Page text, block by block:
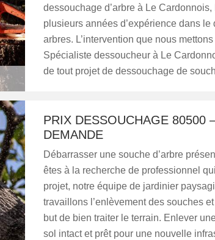
dessouchage d’arbre à Le
plusieurs années d’expérience dans
arbres. L’intervention que nous
Spécialiste dessoucheur à Le
de tout projet de dessouchage de
PRIX DESSOUCHAGE 80500
DEMANDE
Débarrasser une souche d’arbre
êtes à la recherche de professionnel
projet, notre équipe de jardinier
travaillons l’enlèvement des souches
but de bien traiter le terrain. Enlever
sol intact et prêt pour une nouvelle